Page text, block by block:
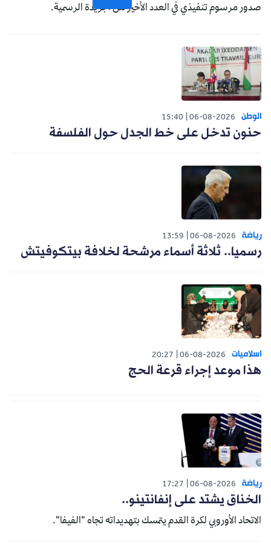
صدور مرسوم تنفيذي في العدد الأخير من الجريدة الرسمية.
الوطن 06-08-2026
15:40
حنون تدخل على خط الجدل حول الفلسفة
رياضة 06-08-2026
13:59
رسميا.. ثلاثة أسماء مرشحة لخلافة بيتكوفيتش
اسلاميات 06-08-2026
20:27
هذا موعد إجراء قرعة الحج
رياضة 06-08-2026
17:27
الخناق يشتد على إنفانتينو..
الاتحاد الأوروبي لكرة القدم يتمسك بتهديداته تجاه "الفيفا".